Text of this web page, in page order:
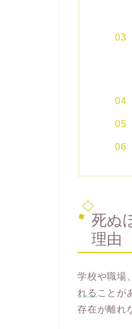
死ぬ
理由
学校や職場
れる ことが
存在が離れ